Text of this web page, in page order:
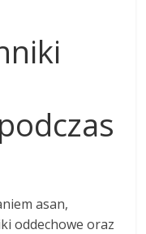
asan,
oddechowe oraz